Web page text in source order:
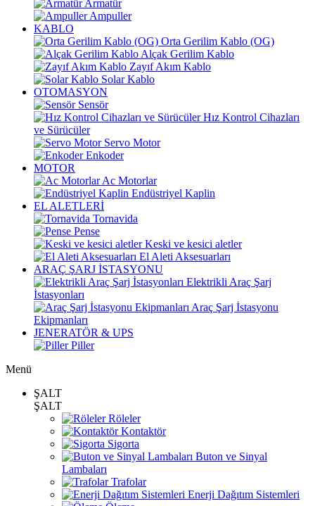
Armatür
Ampuller
KABLO
Orta Gerilim Kablo (OG)
Alçak Gerilim Kablo
Zayıf Akım Kablo
Solar Kablo
OTOMASYON
Sensör
Hız Kontrol Cihazları
ve Sürücüler
Servo Motor
Enkoder
MOTOR
Ac Motorlar
Endüstriyel Kaplin
EL ALETLERİ
Tornavida
Pense
Keski ve kesici aletler
El Aleti Aksesuarları
ARAÇ ŞARJ İSTASYONU
Elektrikli Araç Şarj
İstasyonları
Araç Şarj İstasyonu
Ekipmanları
JENERATÖR & UPS
Piller
Menü
ŞALT
ŞALT
Röleler
Kontaktör
Sigorta
Buton ve Sinyal
Lambaları
Trafolar
Enerji Dağıtım Sistemleri